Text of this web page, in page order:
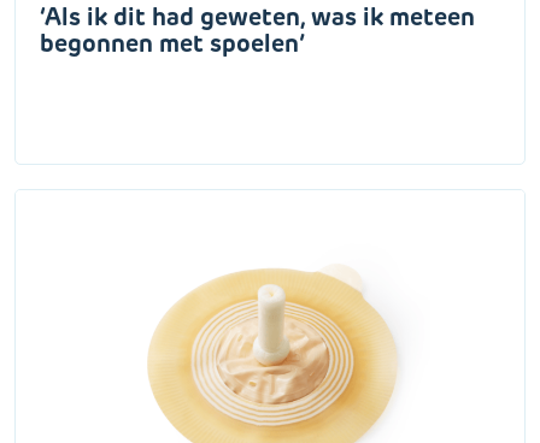
‘Als ik dit had geweten, was ik meteen
begonnen met spoelen’